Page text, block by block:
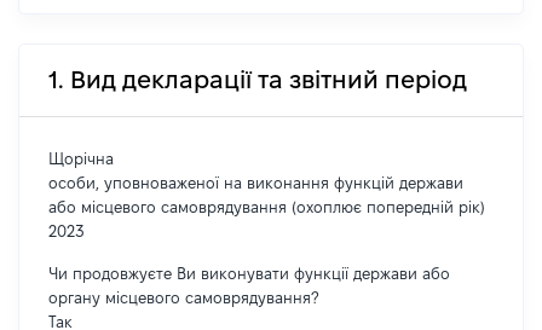
1. Вид декларації та звітний період
Щорічна
особи, уповноваженої на виконання функцій держави
або місцевого самоврядування (охоплює попередній рік)
2023
Чи продовжуєте Ви виконувати функції держави або
органу місцевого самоврядування?
Так